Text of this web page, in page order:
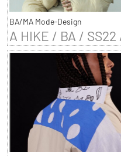
BA/MA Mode-Design
A HIKE / BA /